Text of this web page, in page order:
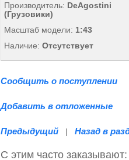
Производитель: DeAgostini
(Грузовики)
Масштаб модели: 1:43
Наличие: Отсутствует
Сообщить о поступлении
Добавить в отложенные
Предыдущий | Назад в
С этим часто заказывают: